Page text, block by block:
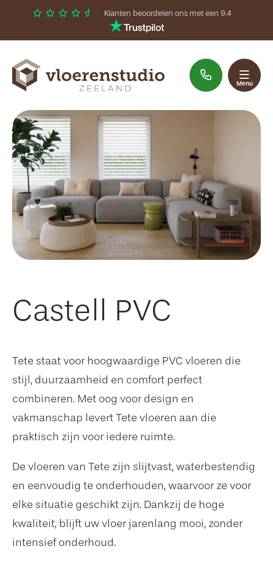
Welkom
Assortiment
Interieuradvies
Inspiratie
Contact
Klanten beoordelen ons met een 9.4
Menu
Castell PVC
Tete staat voor hoogwaardige PVC vloeren die
stijl, duurzaamheid en comfort perfect
combineren. Met oog voor design en
vakmanschap levert Tete vloeren aan die
praktisch zijn voor iedere ruimte.
De vloeren van Tete zijn slijtvast, waterbestendig
en eenvoudig te onderhouden, waarvoor ze voor
elke situatie geschikt zijn. Dankzij de hoge
kwaliteit, blijft uw vloer jarenlang mooi, zonder
intensief onderhoud.